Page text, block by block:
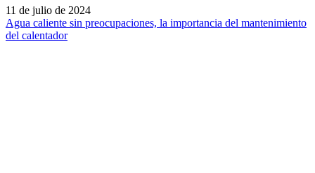
11 de julio de 2024
Agua caliente sin preocupaciones, la importancia del mantenimiento
del calentador